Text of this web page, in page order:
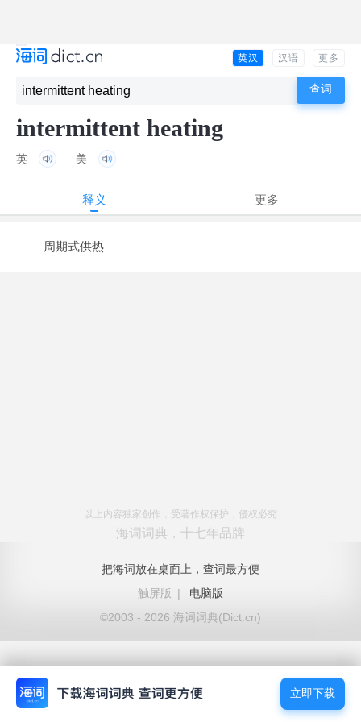
英汉 汉语 更多
intermittent heating
英 美
释义 更多
周期式供热
以上内容独家创作，受著作权保护，侵权必究
海词词典，十七年品牌
把海词放在桌面上，查词最方便
触屏版
|
电脑版
©2003 - 2026 海词词典(Dict.cn)
立即下载
立即下载